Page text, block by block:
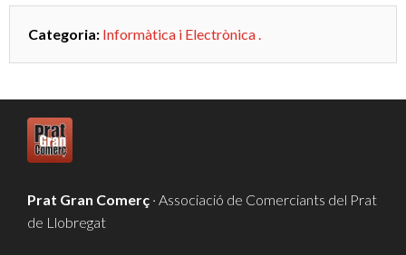
Categoria: Informàtica i Electrònica.
Prat Gran Comerç · Associació de Comerciants del Prat
de Llobregat